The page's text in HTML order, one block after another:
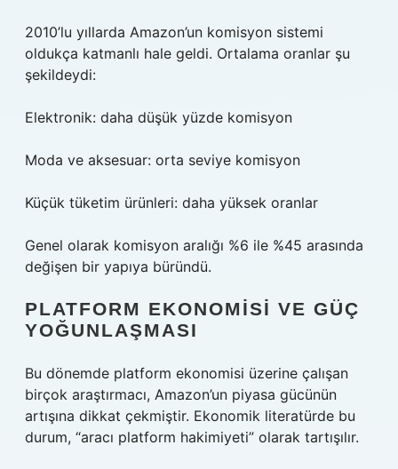
2010’lu yıllarda Amazon’un komisyon sistemi
oldukça katmanlı hale geldi. Ortalama oranlar şu
şekildeydi:
Elektronik: daha düşük yüzde komisyon
Moda ve aksesuar: orta seviye komisyon
Küçük tüketim ürünleri: daha yüksek oranlar
Genel olarak komisyon aralığı %6 ile %45 arasında
değişen bir yapıya büründü.
PLATFORM EKONOMISI VE GÜÇ
YOĞUNLAŞMASI
Bu dönemde platform ekonomisi üzerine çalışan
birçok araştırmacı, Amazon’un piyasa gücünün
artışına dikkat çekmiştir. Ekonomik literatürde bu
durum, “aracı platform hakimiyeti” olarak tartışılır.